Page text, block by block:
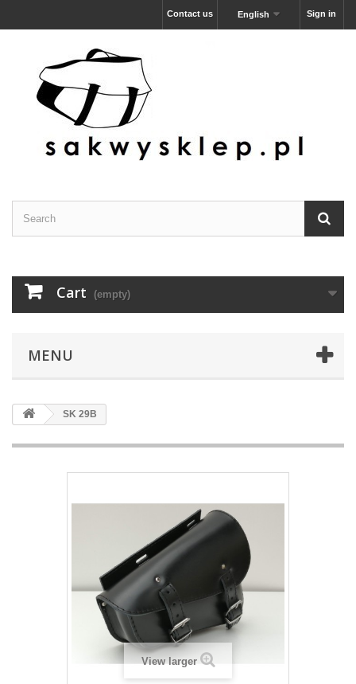
Sign in
English
Contact us
Cart (empty)
MENU
SK 29B
View larger